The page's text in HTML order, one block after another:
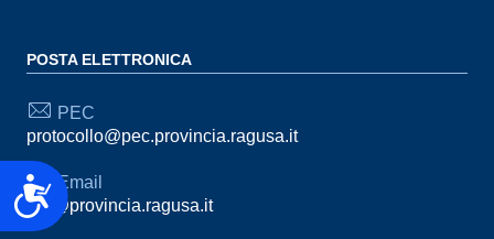
Accessibilità
POSTA ELETTRONICA
PEC
protocollo@pec.provincia.ragusa.it
Email
urp@provincia.ragusa.it